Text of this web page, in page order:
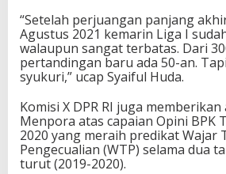
a
n
P
a
r
l
i
m
p
“Setelah perjuangan panjang
Agustus 2021 kemarin Liga I
walaupun sangat terbatas. Dari
pertandingan baru ada 50-an.
syukuri,” ucap Syaiful Huda.
Komisi X DPR RI juga
Menpora atas capaian Opini BPK
2020 yang meraih predikat Wajar
Pengecualian (WTP) selama dua
turut (2019-2020).